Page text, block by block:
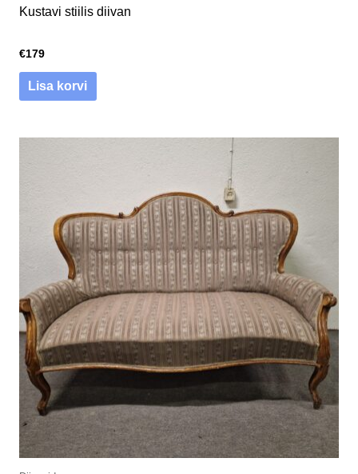
Kustavi stiilis diivan
€179
Lisa korvi